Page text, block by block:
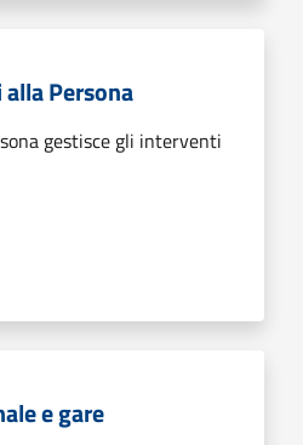
Persona
gestisce gli interventi
e gare